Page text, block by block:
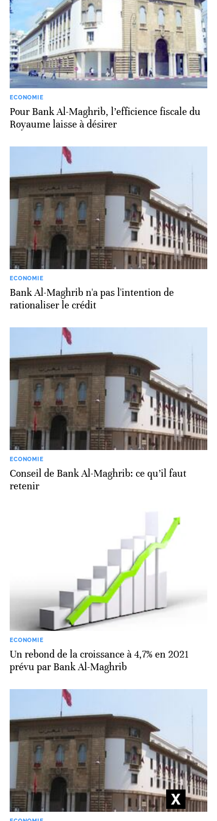
ECONOMIE
Pour Bank Al-Maghrib, l’efficience fiscale du
Royaume laisse à désirer
ECONOMIE
Bank Al-Maghrib n'a pas l'intention de
rationaliser le crédit
ECONOMIE
Conseil de Bank Al-Maghrib: ce qu’il faut
retenir
ECONOMIE
Un rebond de la croissance à 4,7% en 2021
prévu par Bank Al-Maghrib